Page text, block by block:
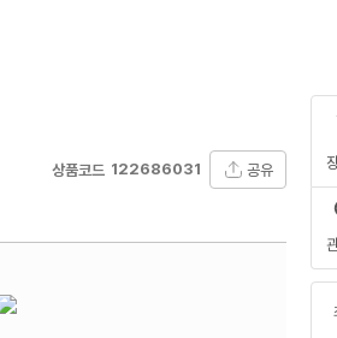
상품코드 122686031 공유